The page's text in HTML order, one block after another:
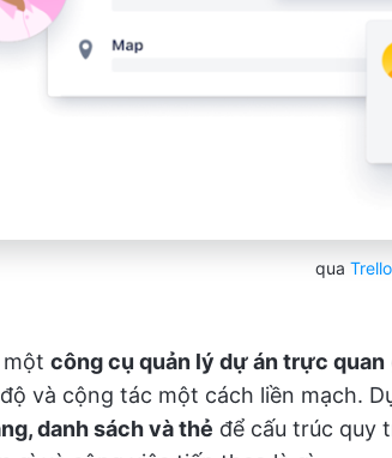
qua Trello
một công cụ quản lý dự án trực quan
và cộng tác một cách liền mạch.
danh sách và thẻ để cấu trúc quy